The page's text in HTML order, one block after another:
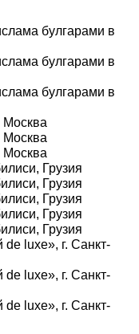
булгарами в
булгарами в
булгарами в
Грузия
Грузия
Грузия
Грузия
Грузия
luxe», г. Санкт-
luxe», г. Санкт-
luxe», г. Санкт-